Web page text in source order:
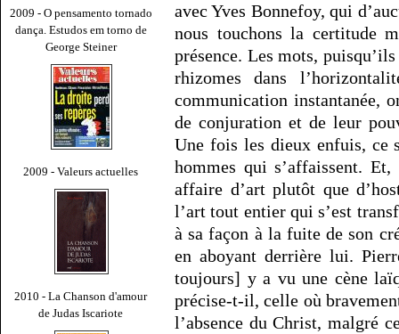
2009 - O pensamento tornado
dança. Estudos em torno de
George Steiner
2009 - Valeurs actuelles
2010 - La Chanson d'amour
de Judas Iscariote
avec Yves Bonnefoy, qui
nous touchons la certitude
présence. Les mots,
rhizomes dans
communication instantanée,
de conjuration et de leur
Une fois les dieux enfuis, ce
hommes qui s’affaissent.
affaire d’art plutôt que
l’art tout entier qui s’est
à sa façon à la fuite de son
en aboyant derrière lui.
toujours] y a vu une cène
précise-t-il, celle où
l’absence du Christ, malgré